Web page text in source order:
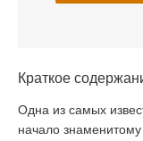
Краткое
Одна из самых
начало